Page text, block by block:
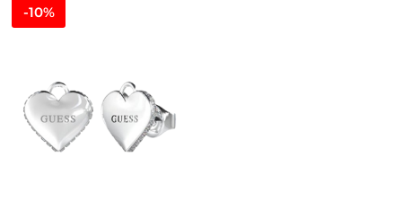
-10%